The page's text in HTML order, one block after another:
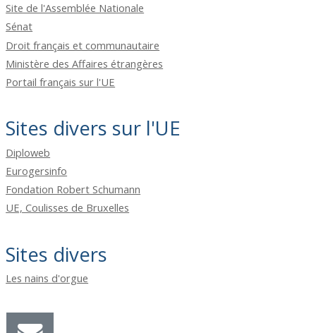
Site de l'Assemblée Nationale
Sénat
Droit français et communautaire
Ministère des Affaires étrangères
Portail français sur l'UE
Sites divers sur l'UE
Diploweb
Eurogersinfo
Fondation Robert Schumann
UE, Coulisses de Bruxelles
Sites divers
Les nains d'orgue